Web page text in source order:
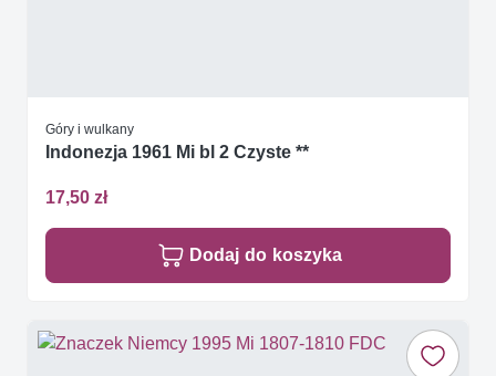
Góry i wulkany
Indonezja 1961 Mi bl 2 Czyste **
17,50 zł
Dodaj do koszyka